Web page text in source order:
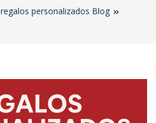
regalos personalizados Blog